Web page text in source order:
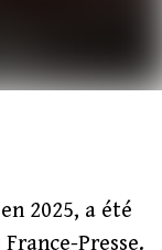
2025, a été
Presse.